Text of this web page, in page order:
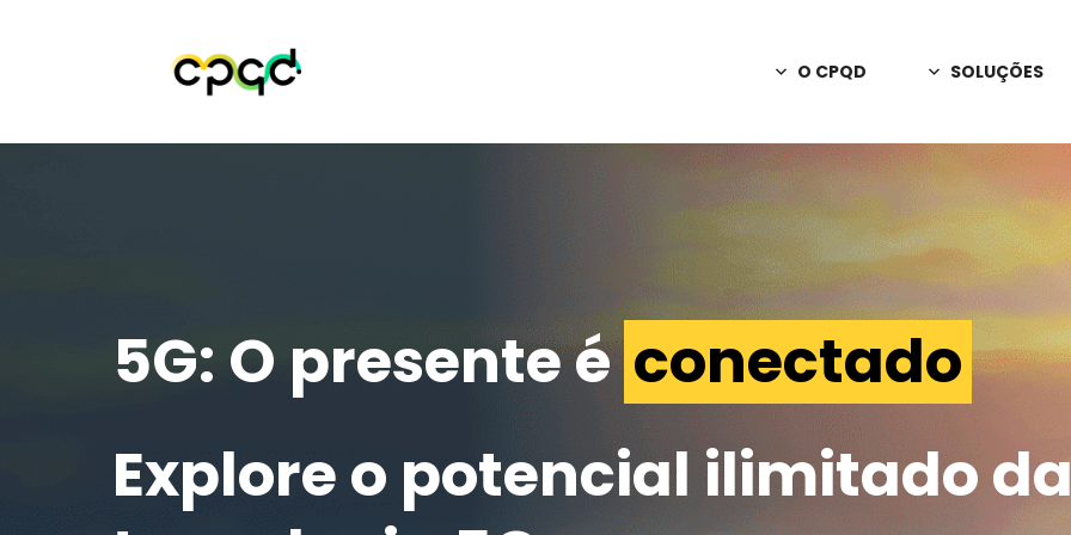
O CPQD
Notícias
Releases
A Marca CPQD
Programa de Parcerias
Relatório Anual
Trabalhe Conosco
Fale Conosco
SOLUÇÕES
Apoio em
C2n
Redes privativas
PD&I Sob
Inovação e
Interação
IA para canais
Monetização,
5G: O presente éconectado
Explore o potencial ilimitado da